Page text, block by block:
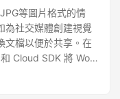
等圖片格式的情
為社交媒體創建視覺
文檔以便於共享。在
Cloud SDK 將 Word
的不同方法。